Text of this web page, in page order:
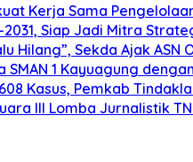
Kerja Sama
Siap Jadi Mitra
Hilang”, Sekda Ajak ASN
SMAN 1 Kayuagung
Kasus, Pemkab
III Lomba Jurnalistik